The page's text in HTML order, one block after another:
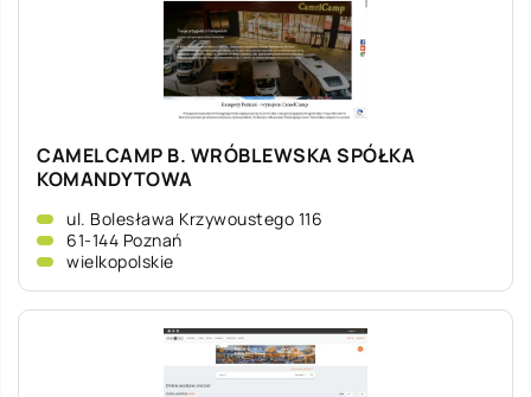
CAMELCAMP B. WRÓBLEWSKA SPÓŁKA
KOMANDYTOWA
ul. Bolesława Krzywoustego 116
61-144 Poznań
wielkopolskie